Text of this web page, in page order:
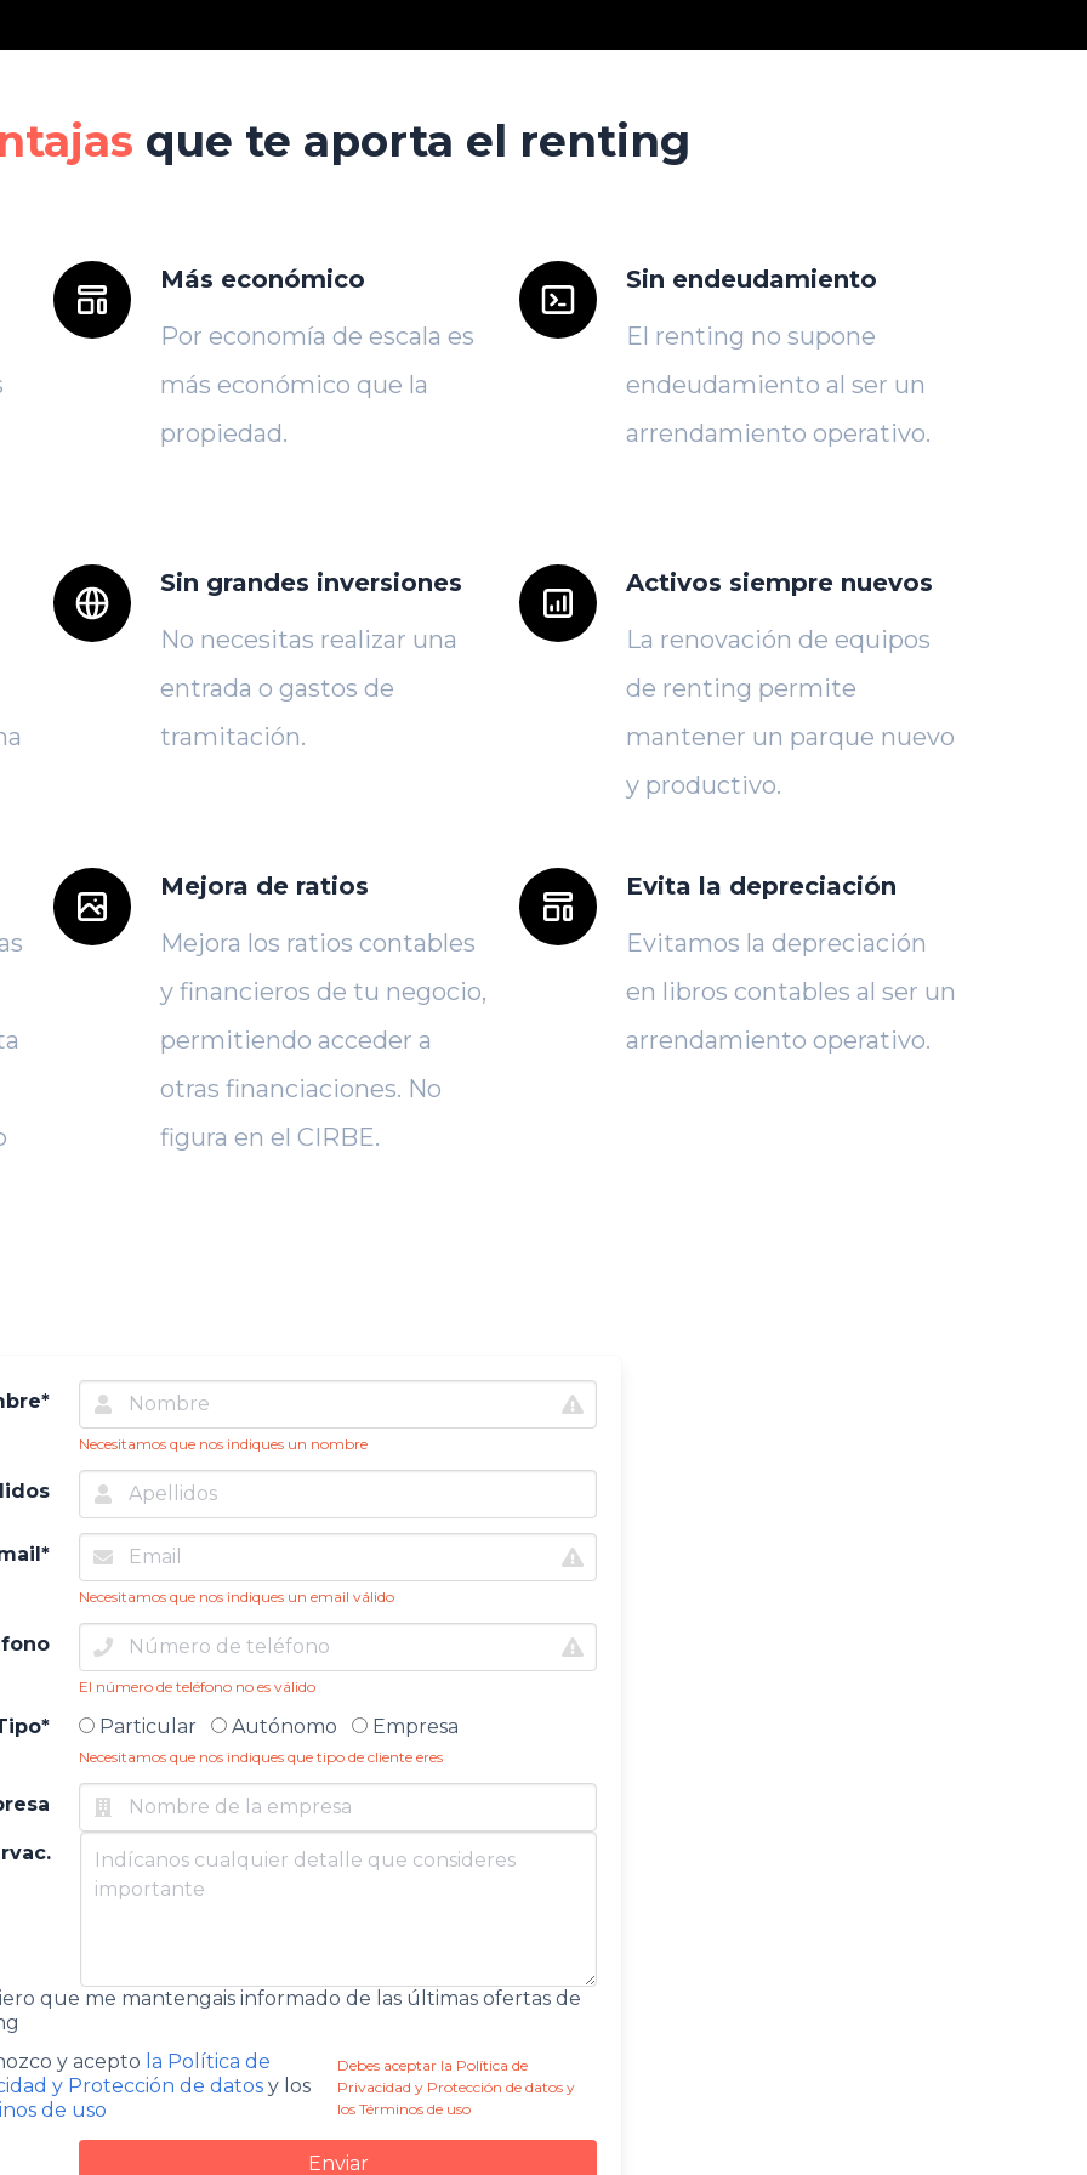
que te aporta el renting
Más económico
Por economía de escala es
más económico que la
propiedad.
Sin endeudamiento
El renting no supone
endeudamiento al ser un
arrendamiento operativo.
Sin grandes inversiones
No necesitas realizar una
entrada o gastos de
tramitación.
Activos siempre nuevos
La renovación de equipos
de renting permite
mantener un parque nuevo
y productivo.
Mejora de ratios
Mejora los ratios contables
y financieros de tu negocio,
permitiendo acceder a
otras financiaciones. No
figura en el CIRBE.
Evita la depreciación
Evitamos la depreciación
en libros contables al ser un
arrendamiento operativo.
Necesitamos que nos indiques un nombre
Necesitamos que nos indiques un email válido
El número de teléfono no es válido
Particular Autónomo Empresa
Necesitamos que nos indiques que tipo de cliente eres
que me mantengais informado de las últimas ofertas de
y acepto la Política de
y Protección de datos y los
de uso
Debes aceptar la Política de
Privacidad y Protección de datos y
los Términos de uso
Enviar